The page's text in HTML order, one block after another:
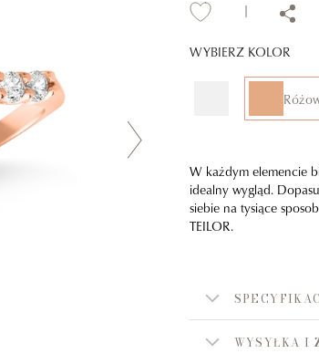
WYBIERZ KOLOR
W każdym elemencie
idealny wygląd.
siebie na tysiące
TEILOR.
WYSYŁKA I